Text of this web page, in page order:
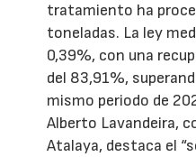
tratamiento ha
toneladas. La ley
0,39%, con una
del 83,91%,
mismo periodo de
Alberto Lavandeira,
Atalaya, destaca el